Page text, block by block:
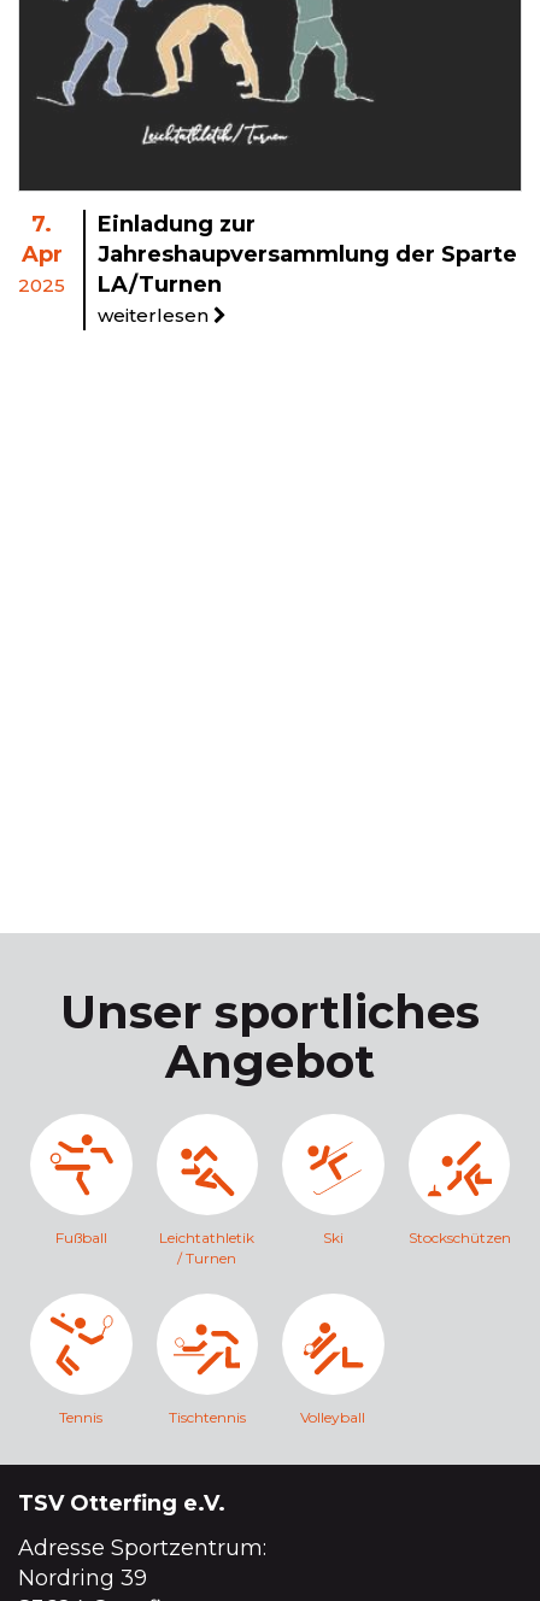
7.
Apr
2025
Einladung zur
Jahreshaupversammlung der Sparte
LA/Turnen
weiterlesen
Unser sportliches
Angebot
Fußball
Leichtathletik
/ Turnen
Ski Stockschützen
Tennis Tischtennis Volleyball
TSV Otterfing e.V.
Adresse Sportzentrum:
Nordring 39